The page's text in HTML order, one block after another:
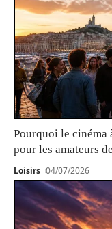
Pourquoi le cinéma
pour les amateurs
Loisirs 04/07/2026